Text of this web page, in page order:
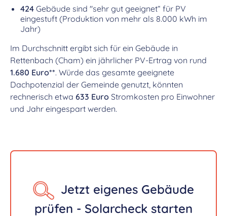
424 Gebäude sind "sehr gut geeignet“ für PV
eingestuft (Produktion von mehr als 8.000 kWh im
Jahr)
Im Durchschnitt ergibt sich für ein Gebäude in
Rettenbach (Cham) ein jährlicher PV-Ertrag von rund
1.680 Euro**. Würde das gesamte geeignete
Dachpotenzial der Gemeinde genutzt, könnten
rechnerisch etwa 633 Euro Stromkosten pro Einwohner
und Jahr eingespart werden.
Jetzt eigenes Gebäude
prüfen - Solarcheck starten